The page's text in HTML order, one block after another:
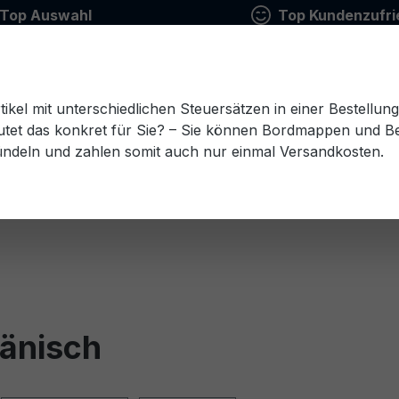
Top Auswahl Top
Estnisch Finnisch Französisch Griechisch
mit unterschiedlichen Steuersätzen in einer
das konkret für Sie? – Sie können Bordmappen und
und zahlen somit auch nur einmal Versandkosten.